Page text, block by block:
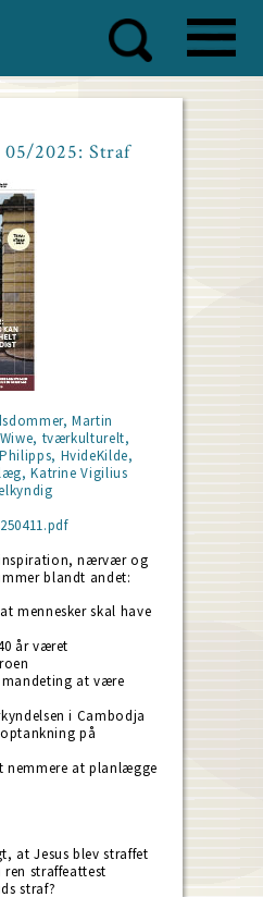
2025: Straf
Martin
tværkulturelt,
HvideKilde,
Katrine Vigilius
nærvær og
blandt andet:
mennesker skal have
år været
mandeting at være
i Cambodja
på
nemmere at planlægge
at Jesus blev straffet
ren straffeattest
straf?